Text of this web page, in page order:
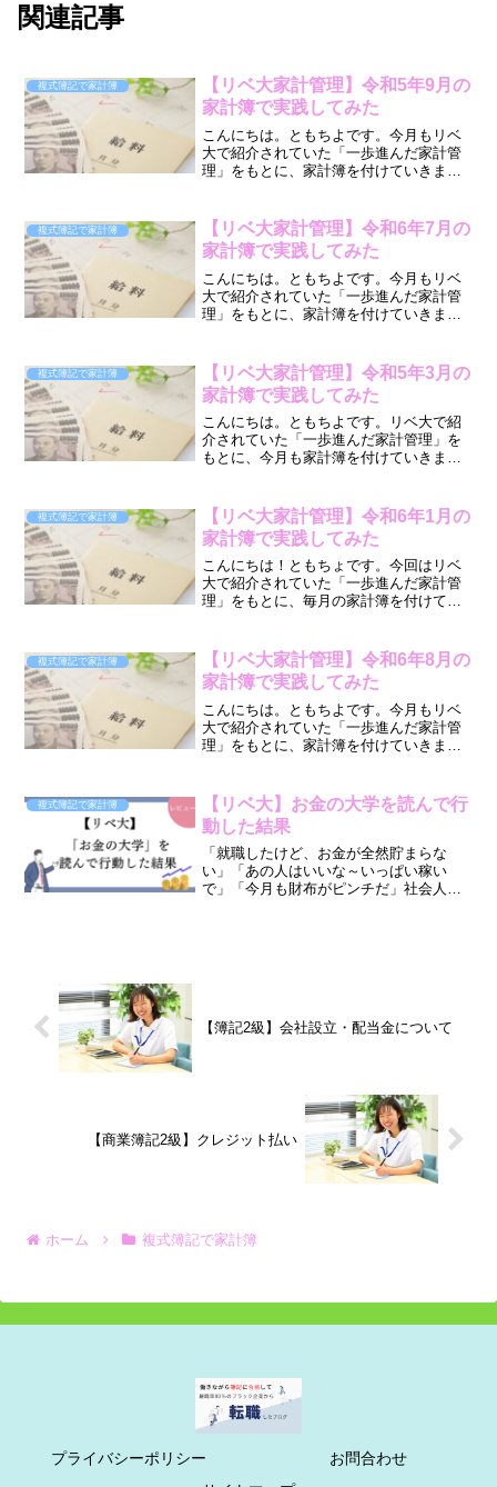
関連記事
複式簿記で家計簿
【リベ大家計管理】令和5年9月の
家計簿で実践してみた
こんにちは。ともちよです。今月もリベ
大で紹介されていた「一歩進んだ家計管
理」をもとに、家計簿を付けていきま
の？・毎月カツカツで、貯金できるよう
になりたい・子供の養育費が大変...
複式簿記で家計簿
【リベ大家計管理】令和6年7月の
家計簿で実践してみた
こんにちは。ともちよです。今月もリベ
大で紹介されていた「一歩進んだ家計管
理」をもとに、家計簿を付けていきま
の？・毎月カツカツで、貯金できるよう
になりたい・子供の養育費が大変...
複式簿記で家計簿
【リベ大家計管理】令和5年3月の
家計簿で実践してみた
こんにちは。ともちよです。リベ大で紹
介されていた「一歩進んだ家計管理」を
もとに、今月も家計簿を付けていきま
の？・毎月カツカツで、貯金できるよう
になりたい・子供の養育費が大変...
複式簿記で家計簿
【リベ大家計管理】令和6年1月の
家計簿で実践してみた
こんにちは！ともちょです。今回はリベ
大で紹介されていた「一歩進んだ家計管
理」をもとに、毎月の家計簿を付けてい
（前） → （後）貯金一
択 → 余剰資金はオル...
複式簿記で家計簿
【リベ大家計管理】令和6年8月の
家計簿で実践してみた
こんにちは。ともちよです。今月もリベ
大で紹介されていた「一歩進んだ家計管
理」をもとに、家計簿を付けていきま
の？・毎月カツカツで、貯金できるよう
になりたい・子供の養育費が大変...
複式簿記で家計簿
【リベ大】お金の大学を読んで行
動した結果
「就職したけど、お金が全然貯まらな
い」「あの人はいいな～いっぱい稼い
で」「今月も財布がピンチだ」社会人に
【簿記2級】会社設立・配当金について
【商業簿記2級】クレジット払い
ホーム 複式簿記で家計簿
プライバシーポリシー
お問合わせ